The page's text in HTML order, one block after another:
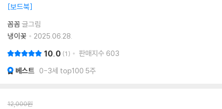
보드북
꼼꼼 글그림
냉이꽃
2025.06.28.
10.0 1 판매지수 603
베스트 0-3세 top100 5주
12,000원